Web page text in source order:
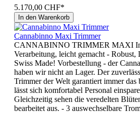
5.170,00 CHF*
In den Warenkorb
Cannabinno Maxi Trimmer
CANNABINNO TRIMMER MAXI
Verarbeitung, leicht gemacht - Robust,
Swiss Made! Vorbestellung - der
haben wir nicht an Lager. Der
Trimmer der Welt garantiert immer das
lässt sich komfortabel Personal
Gleichzeitig sehen die veredelten
bearbeitet aus. - 3 auswechselbare